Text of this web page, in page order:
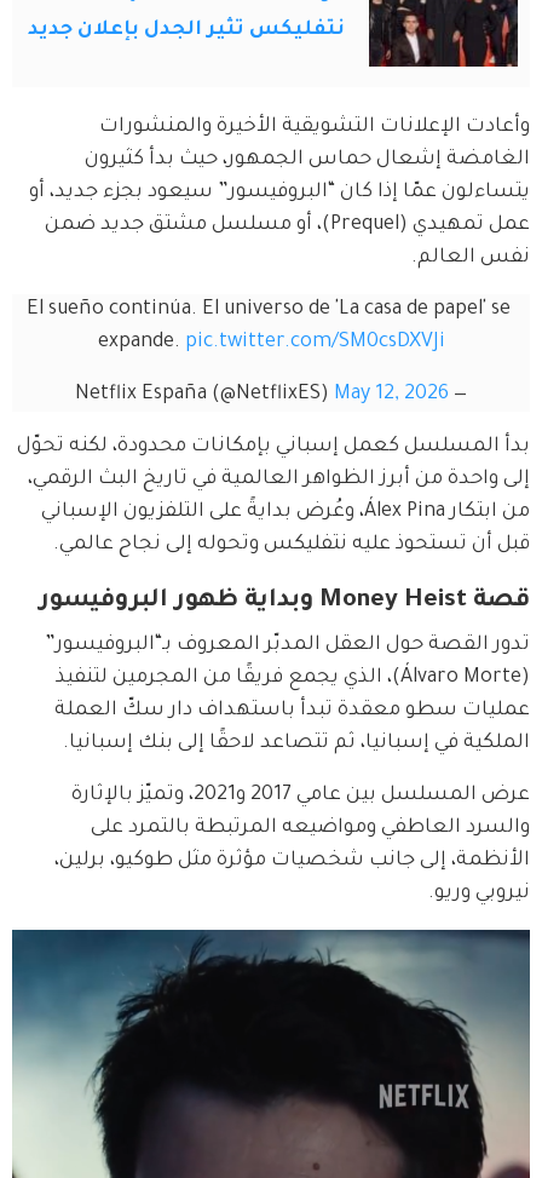
نتفليكس تثير الجدل بإعلان جديد
وأعادت الإعلانات التشويقية الأخيرة والمنشورات
الغامضة إشعال حماس الجمهور، حيث بدأ كثيرون
يتساءلون عمّا إذا كان “البروفيسور” سيعود بجزء جديد، أو
عمل تمهيدي (Prequel)، أو مسلسل مشتق جديد ضمن
نفس العالم.
El sueño continúa. El universo de 'La casa de papel' se
expande. pic.twitter.com/SM0csDXVJi
— Netflix España (@NetflixES)
May 12, 2026
بدأ المسلسل كعمل إسباني بإمكانات محدودة، لكنه تحوّل
إلى واحدة من أبرز الظواهر العالمية في تاريخ البث الرقمي،
من ابتكار Álex Pina، وعُرض بدايةً على التلفزيون الإسباني
قبل أن تستحوذ عليه نتفليكس وتحوله إلى نجاح عالمي.
قصة Money Heist وبداية ظهور البروفيسور
تدور القصة حول العقل المدبّر المعروف بـ“البروفيسور”
(Álvaro Morte)، الذي يجمع فريقًا من المجرمين لتنفيذ
عمليات سطو معقدة تبدأ باستهداف دار سكّ العملة
الملكية في إسبانيا، ثم تتصاعد لاحقًا إلى بنك إسبانيا.
عرض المسلسل بين عامي 2017 و2021، وتميّز بالإثارة
والسرد العاطفي ومواضيعه المرتبطة بالتمرد على
الأنظمة، إلى جانب شخصيات مؤثرة مثل طوكيو، برلين،
نيروبي وريو.